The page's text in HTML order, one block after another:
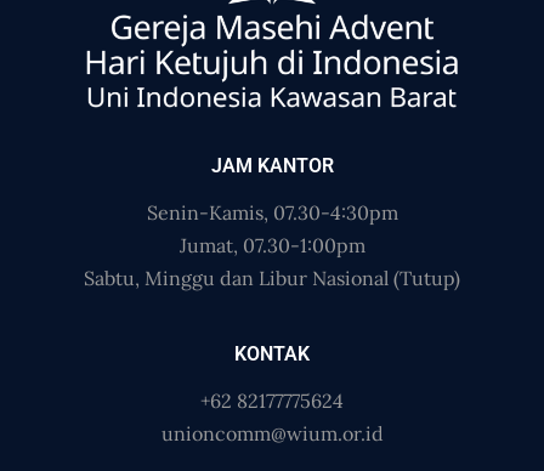
JAM KANTOR
Senin-Kamis, 07.30-4:30pm
Jumat, 07.30-1:00pm
Sabtu, Minggu dan Libur Nasional (Tutup)
KONTAK
+62 82177775624
unioncomm@wium.or.id